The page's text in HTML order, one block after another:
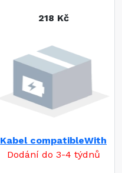
218 Kč
Kabel compatibleWith
Dodání do 3-4 týdnů